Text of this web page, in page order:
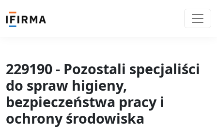
229190 - Pozostali specjaliści
do spraw higieny,
bezpieczeństwa pracy i
ochrony środowiska